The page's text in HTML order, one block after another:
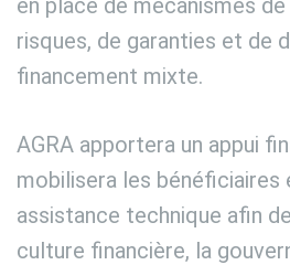
en place de mécanismes
risques, de garanties et de
financement mixte.
AGRA apportera un appui
mobilisera les bénéficiaires
assistance technique afin
culture financière, la